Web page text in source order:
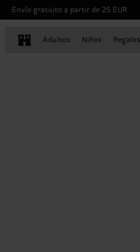
Envío gratuito a partir de 25 EUR
Adultos Niños Regalos